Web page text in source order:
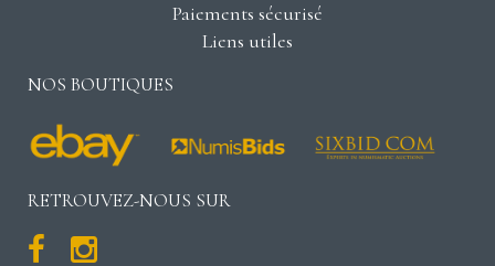
Paiements sécurisé
Liens utiles
NOS BOUTIQUES
RETROUVEZ-NOUS SUR